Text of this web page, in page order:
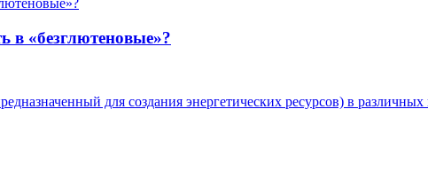
«безглютеновые»?
для создания энергетических ресурсов) в